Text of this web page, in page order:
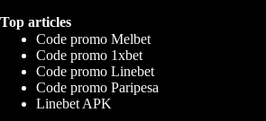
Top articles
Code promo Melbet
Code promo 1xbet
Code promo Linebet
Code promo Paripesa
Linebet APK